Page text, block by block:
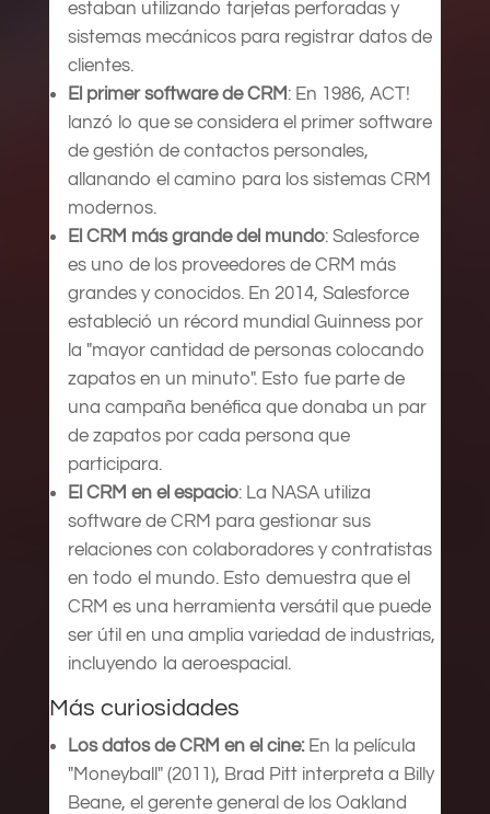
estaban utilizando tarjetas perforadas y
sistemas mecánicos para registrar datos de
clientes.
El primer software de CRM : En 1986, ACT!
lanzó lo que se considera el primer software
de gestión de contactos personales,
allanando el camino para los sistemas CRM
modernos.
El CRM más grande del mundo: Salesforce
es uno de los proveedores de CRM más
grandes y conocidos. En 2014, Salesforce
estableció un récord mundial Guinness por
la "mayor cantidad de personas colocando
zapatos en un minuto". Esto fue parte de
una campaña benéfica que donaba un par
de zapatos por cada persona que
participara.
El CRM en el espacio: La NASA utiliza
software de CRM para gestionar sus
relaciones con colaboradores y contratistas
en todo el mundo. Esto demuestra que el
CRM es una herramienta versátil que puede
ser útil en una amplia variedad de industrias,
incluyendo la aeroespacial.
Más curiosidades
Los datos de CRM en el cine:En la película
"Moneyball" (2011), Brad Pitt interpreta a Billy
Beane, el gerente general de los Oakland